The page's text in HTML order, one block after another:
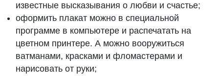
известные высказывания о любви и счастье;
оформить плакат можно в специальной
программе в компьютере и распечатать на
цветном принтере. А можно вооружиться
ватманами, красками и фломастерами и
нарисовать от руки;